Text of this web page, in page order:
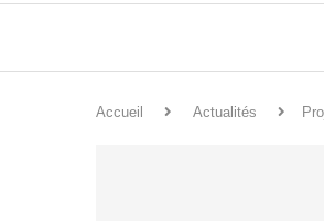
Accueil Actualités